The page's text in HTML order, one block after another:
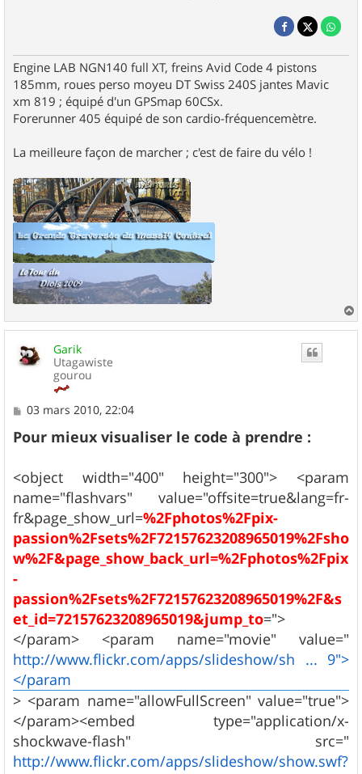
Engine LAB NGN140 full XT, freins Avid Code 4 pistons
185mm, roues perso moyeu DT Swiss 240S jantes Mavic
xm 819 ; équipé d'un GPSmap 60CSx.
Forerunner 405 équipé de son cardio-fréquencemètre.
La meilleure façon de marcher ; c'est de faire du vélo !
a
u
Garik
Utagawiste
gourou
M
s
s
g
e
03 mars 2010, 22:04
Pour mieux visualiser le code à prendre :
<object width="400" height="300"> <param
name="flashvars" value="offsite=true&lang=fr-
fr&page_show_url=%2Fphotos%2Fpix-
passion%2Fsets%2F72157623208965019%2Fsho
w%2F&page_show_back_url=%2Fphotos%2Fpix
-
passion%2Fsets%2F72157623208965019%2F&s
et_id=72157623208965019&jump_to=">
</param> <param name="movie" value="
http://www.flickr.com/apps/slideshow/sh ... 9">
</param
> <param name="allowFullScreen" value="true">
</param><embed type="application/x-
shockwave-flash" src="
http://www.flickr.com/apps/slideshow/show.swf?